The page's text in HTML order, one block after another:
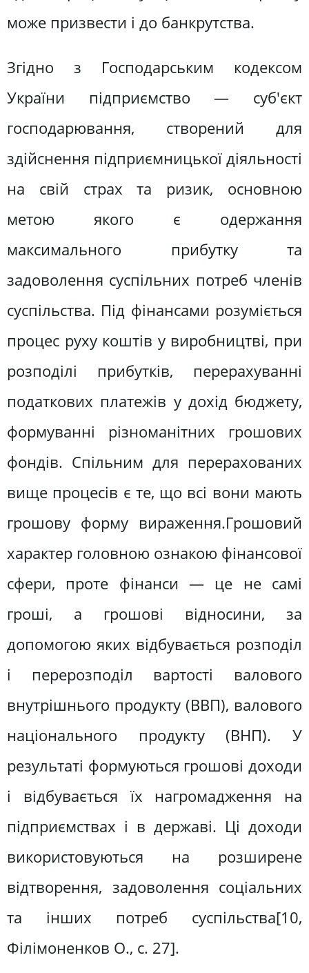
може призвести і до банкрутства.
Згідно з Господарським кодексом
України підприємство — суб'єкт
господарювання, створений для
здійснення підприємницької діяльності
на свій страх та ризик, основною
метою якого є одержання
максимального прибутку та
задоволення суспільних потреб членів
суспільства. Під фінансами розуміється
процес руху коштів у виробництві, при
розподілі прибутків, перерахуванні
податкових платежів у дохід бюджету,
формуванні різноманітних грошових
фондів. Спільним для перерахованих
вище процесів є те, що всі вони мають
грошову форму вираження.Грошовий
характер головною ознакою фінансової
сфери, проте фінанси — це не самі
гроші, а грошові відносини, за
допомогою яких відбувається розподіл
і перерозподіл вартості валового
внутрішнього продукту (ВВП), валового
національного продукту (ВНП). У
результаті формуються грошові доходи
і відбувається їх нагромадження на
підприємствах і в державі. Ці доходи
використовуються на розширене
відтворення, задоволення соціальних
та інших потреб суспільства[10,
Філімоненков О., c. 27].